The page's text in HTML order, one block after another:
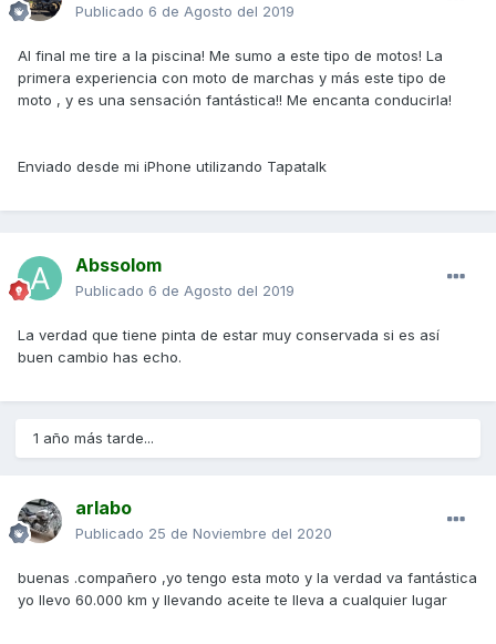
Publicado 6 de Agosto del 2019
Al final me tire a la piscina! Me sumo a este tipo de motos! La
primera experiencia con moto de marchas y más este tipo de
moto , y es una sensación fantástica!! Me encanta conducirla!
Enviado desde mi iPhone utilizando Tapatalk
Abssolom
Publicado 6 de Agosto del 2019
La verdad que tiene pinta de estar muy conservada si es así
buen cambio has echo.
1 año más tarde...
arlabo
Publicado 25 de Noviembre del 2020
buenas .compañero ,yo tengo esta moto y la verdad va fantástica
yo llevo 60.000 km y llevando aceite te lleva a cualquier lugar